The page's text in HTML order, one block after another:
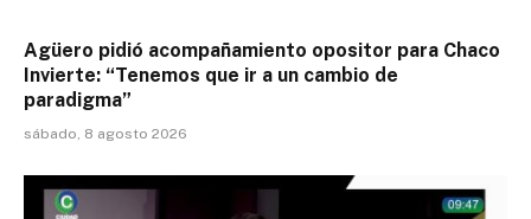
Agüero pidió acompañamiento opositor para Chaco
Invierte: “Tenemos que ir a un cambio de
paradigma”
sábado, 8 agosto 2026